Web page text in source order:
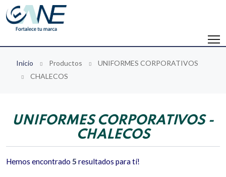
Inicio Productos
UNIFORMES CORPORATIVOS
CHALECOS
UNIFORMES CORPORATIVOS -
CHALECOS
Hemos encontrado 5 resultados para tí!